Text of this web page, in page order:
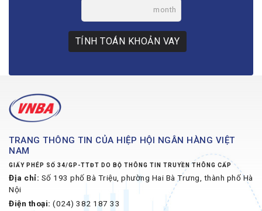
month
TÍNH TOÁN KHOẢN VAY
TRANG THÔNG TIN CỦA HIỆP HỘI NGÂN HÀNG VIỆT
NAM
GIẤY PHÉP SỐ 34/GP-TTĐT DO BỘ THÔNG TIN TRUYỀN THÔNG CẤP
Địa chỉ: Số 193 phố Bà Triệu, phường Hai Bà Trưng, thành phố Hà
Nội
Điện thoại: (024) 382 187 33